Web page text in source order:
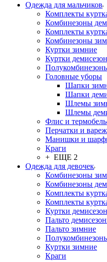
Одежда для мальчиков
Комплекты
Комбинезоны
Комплекты
Комбинезоны
Куртки зимние
Куртки
Головные уборы
Шапки
Шапки
Шлемы
Шлемы
Флис и
Перчатки и
Манишки и
Краги
+ ЕЩЕ 2
Одежда для девочек
Комбинезоны
Комбинезоны
Комплекты
Комплекты
Куртки
Пальто
Пальто зимние
Куртки зимние
Краги